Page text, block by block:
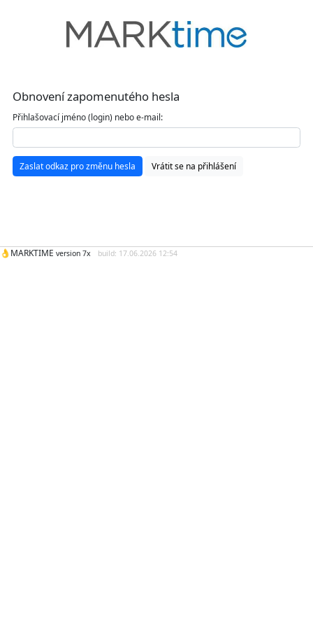
Obnovení zapomenutého hesla
Přihlašovací jméno (login) nebo e-mail:
Zaslat odkaz pro změnu hesla Vrátit se na přihlášení
👌MARKTIME version 7x build: 17.06.2026 12:54